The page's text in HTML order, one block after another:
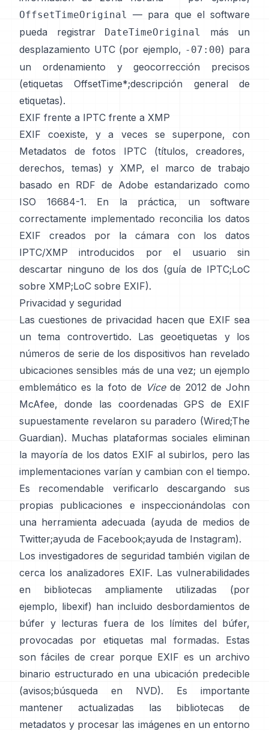
OffsetTimeOriginal — para que el software
pueda registrar DateTimeOriginal
más un
desplazamiento UTC (por ejemplo, -07:00) para
un ordenamiento y geocorrección precisos
(etiquetas OffsetTime*;descripción general de
etiquetas).
EXIF frente a IPTC frente a XMP
EXIF coexiste, y a veces se superpone, con
Metadatos de fotos IPTC (títulos, creadores,
derechos, temas) y XMP, el marco de trabajo
basado en RDF de Adobe estandarizado como
ISO 16684-1. En la práctica, un software
correctamente implementado reconcilia los datos
EXIF creados por la cámara con los datos
IPTC/XMP introducidos por el usuario sin
descartar ninguno de los dos (guía de IPTC;LoC
sobre XMP;LoC sobre EXIF).
Privacidad y seguridad
Las cuestiones de privacidad hacen que EXIF sea
un tema controvertido. Las geoetiquetas y los
números de serie de los dispositivos han revelado
ubicaciones sensibles más de una vez; un ejemplo
emblemático es la foto de Vicede 2012 de John
McAfee, donde las coordenadas GPS de EXIF
supuestamente revelaron su paradero (Wired;The
Guardian). Muchas plataformas sociales eliminan
la mayoría de los datos EXIF al subirlos, pero las
implementaciones varían y cambian con el tiempo.
Es recomendable verificarlo descargando sus
propias publicaciones e inspeccionándolas con
una herramienta adecuada (ayuda de medios de
Twitter;ayuda de Facebook;ayuda de Instagram).
Los investigadores de seguridad también vigilan de
cerca los analizadores EXIF. Las vulnerabilidades
en bibliotecas ampliamente utilizadas (por
ejemplo, libexif) han incluido desbordamientos de
búfer y lecturas fuera de los límites del búfer,
provocadas por etiquetas mal formadas. Estas
son fáciles de crear porque EXIF es un archivo
binario estructurado en una ubicación predecible
(avisos;búsqueda en NVD). Es importante
mantener actualizadas las bibliotecas de
metadatos y procesar las imágenes en un entorno